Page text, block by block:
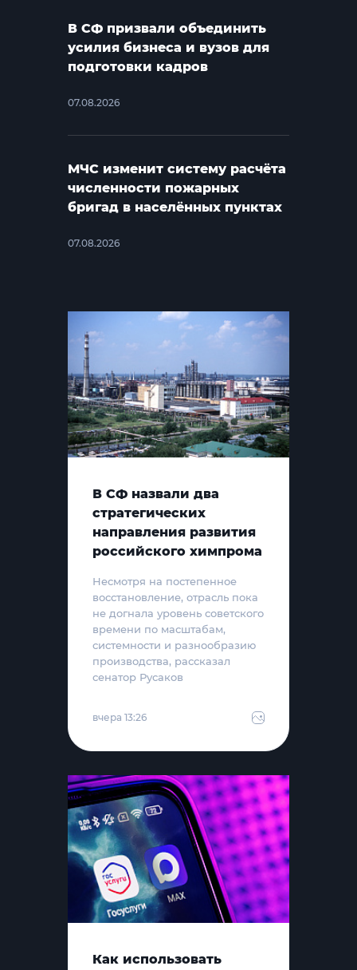
В СФ призвали объединить
усилия бизнеса и вузов для
подготовки кадров
07.08.2026
МЧС изменит систему расчёта
численности пожарных
бригад в населённых пунктах
07.08.2026
В СФ назвали два
стратегических
направления развития
российского химпрома
Несмотря на постепенное
восстановление, отрасль пока
не догнала уровень советского
времени по масштабам,
системности и разнообразию
производства, рассказал
сенатор Русаков
вчера 13:26
Как использовать